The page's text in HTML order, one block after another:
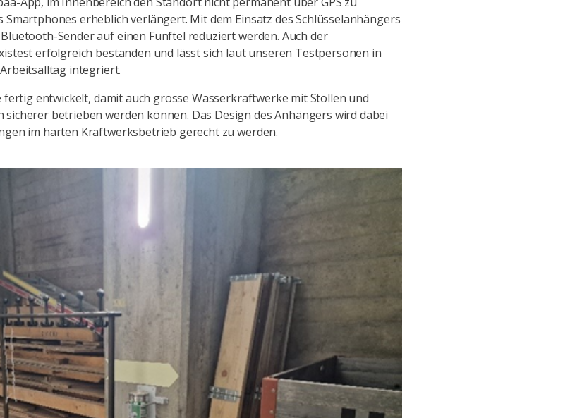
Smartphones erheblich verlängert. Mit dem Einsatz des Schlüsselanhängers
Sender auf einen Fünftel reduziert werden. Auch der
erfolgreich bestanden und lässt sich laut unseren Testpersonen in
integriert.
entwickelt, damit auch grosse Wasserkraftwerke mit Stollen und
betrieben werden können. Das Design des Anhängers wird dabei
im harten Kraftwerksbetrieb gerecht zu werden.